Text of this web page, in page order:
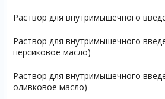
Раствор для внутримышечного
Раствор для внутримышечного
персиковое масло)
Раствор для внутримышечного
оливковое масло)